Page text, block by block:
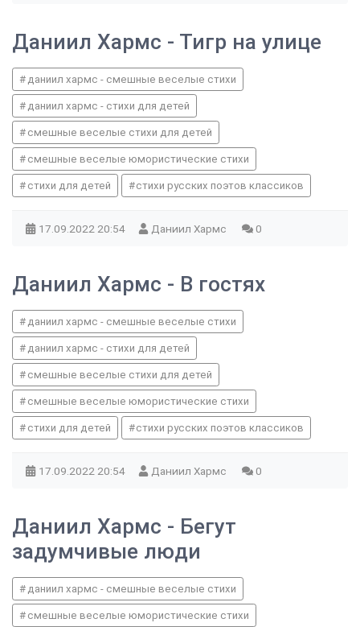
Даниил Хармс - Тигр на улице
даниил хармс - смешные веселые стихи
даниил хармс - стихи для детей
смешные веселые стихи для детей
смешные веселые юмористические стихи
стихи для детей стихи русских поэтов классиков
17.09.2022 20:54 Даниил Хармс 0
Даниил Хармс - В гостях
даниил хармс - смешные веселые стихи
даниил хармс - стихи для детей
смешные веселые стихи для детей
смешные веселые юмористические стихи
стихи для детей стихи русских поэтов классиков
17.09.2022 20:54 Даниил Хармс 0
Даниил Хармс - Бегут
задумчивые люди
даниил хармс - смешные веселые стихи
смешные веселые юмористические стихи